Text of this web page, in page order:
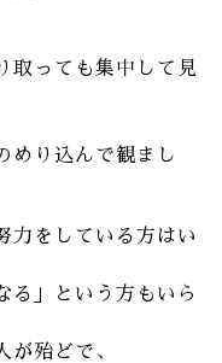
取っても集中して見
めり込んで観まし
力をしている方はい
る」という方もいら
が殆どで、